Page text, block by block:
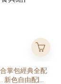
掌包經典全配
新色自由配|矽